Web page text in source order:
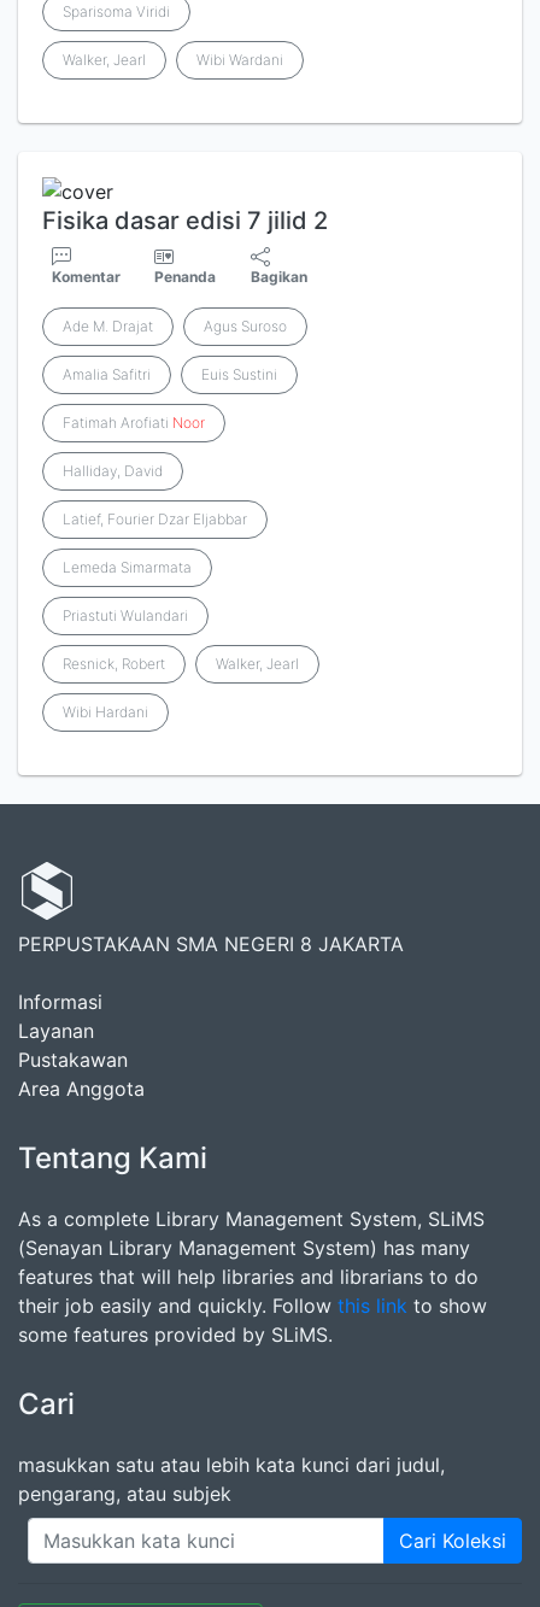
Sparisoma Viridi
Walker, Jearl Wibi Wardani
Fisika dasar edisi 7 jilid 2
Komentar Penanda Bagikan
Ade M. Drajat Agus Suroso
Amalia Safitri Euis Sustini
Fatimah Arofiati Noor
Halliday, David
Latief, Fourier Dzar Eljabbar
Lemeda Simarmata
Priastuti Wulandari
Resnick, Robert Walker, Jearl
Wibi Hardani
PERPUSTAKAAN SMA NEGERI 8 JAKARTA
Informasi
Layanan
Pustakawan
Area Anggota
Tentang Kami
As a complete Library Management System, SLiMS
(Senayan Library Management System) has many
features that will help libraries and librarians to do
their job easily and quickly. Follow this link to show
some features provided by SLiMS.
Cari
masukkan satu atau lebih kata kunci dari judul,
pengarang, atau subjek
Cari Koleksi